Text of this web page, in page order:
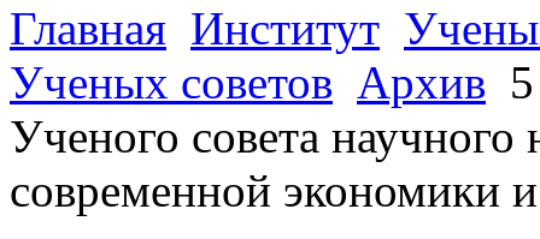
Главная Институт
Ученых советов Архив
Ученого совета
современной экономики